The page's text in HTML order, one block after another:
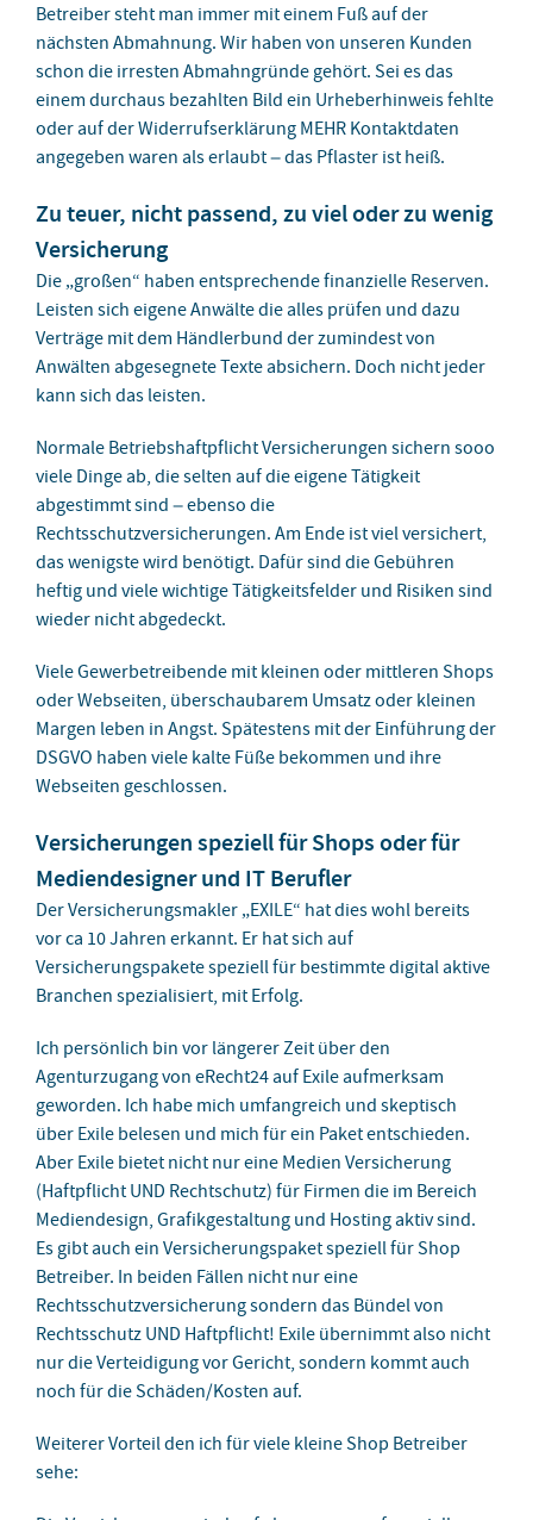
Betreiber steht man immer mit einem Fuß auf der
nächsten Abmahnung. Wir haben von unseren Kunden
schon die irresten Abmahngründe gehört. Sei es das
einem durchaus bezahlten Bild ein Urheberhinweis fehlte
oder auf der Widerrufserklärung MEHR Kontaktdaten
angegeben waren als erlaubt – das Pflaster ist heiß.
Zu teuer, nicht passend, zu viel oder zu wenig
Versicherung
Die „großen“ haben entsprechende finanzielle Reserven.
Leisten sich eigene Anwälte die alles prüfen und dazu
Verträge mit dem Händlerbund der zumindest von
Anwälten abgesegnete Texte absichern. Doch nicht jeder
kann sich das leisten.
Normale Betriebshaftpflicht Versicherungen sichern sooo
viele Dinge ab, die selten auf die eigene Tätigkeit
abgestimmt sind – ebenso die
Rechtsschutzversicherungen. Am Ende ist viel versichert,
das wenigste wird benötigt. Dafür sind die Gebühren
heftig und viele wichtige Tätigkeitsfelder und Risiken sind
wieder nicht abgedeckt.
Viele Gewerbetreibende mit kleinen oder mittleren Shops
oder Webseiten, überschaubarem Umsatz oder kleinen
Margen leben in Angst. Spätestens mit der Einführung der
DSGVO haben viele kalte Füße bekommen und ihre
Webseiten geschlossen.
Versicherungen speziell für Shops oder für
Mediendesigner und IT Berufler
Der Versicherungsmakler „EXILE“ hat dies wohl bereits
vor ca 10 Jahren erkannt. Er hat sich auf
Versicherungspakete speziell für bestimmte digital aktive
Branchen spezialisiert, mit Erfolg.
Ich persönlich bin vor längerer Zeit über den
Agenturzugang von eRecht24 auf Exile aufmerksam
geworden. Ich habe mich umfangreich und skeptisch
über Exile belesen und mich für ein Paket entschieden.
Aber Exile bietet nicht nur eine Medien Versicherung
(Haftpflicht UND Rechtschutz) für Firmen die im Bereich
Mediendesign, Grafikgestaltung und Hosting aktiv sind.
Es gibt auch ein Versicherungspaket speziell für Shop
Betreiber. In beiden Fällen nicht nur eine
Rechtsschutzversicherung sondern das Bündel von
Rechtsschutz UND Haftpflicht! Exile übernimmt also nicht
nur die Verteidigung vor Gericht, sondern kommt auch
noch für die Schäden/Kosten auf.
Weiterer Vorteil den ich für viele kleine Shop Betreiber
sehe: